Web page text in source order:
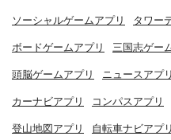
ソーシャルゲームアプリ タワー
ボードゲームアプリ 三国志ゲー
頭脳ゲームアプリ ニュースアプリ
カーナビアプリ コンパスアプリ
登山地図アプリ 自転車ナビアプリ